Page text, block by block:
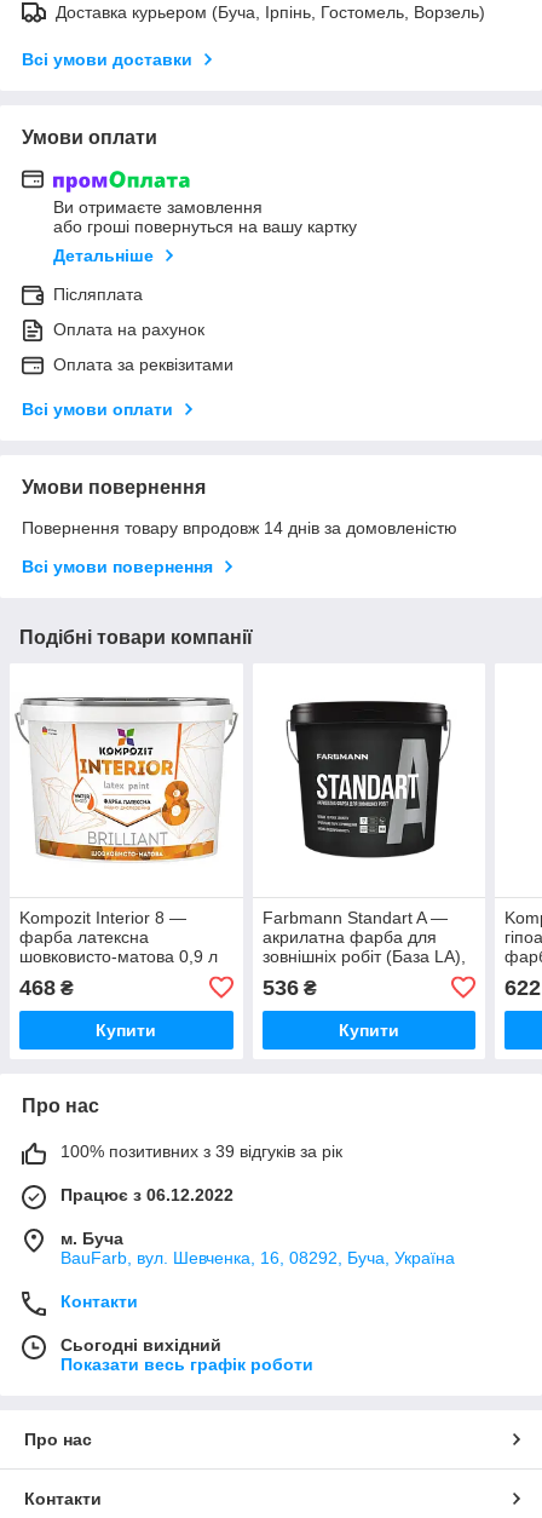
Доставка курьером (Буча, Ірпінь, Гостомель, Ворзель)
Всі умови доставки
Умови оплати
Ви отримаєте замовлення
або гроші повернуться на вашу картку
Детальніше
Післяплата
Оплата на рахунок
Оплата за реквізитами
Всі умови оплати
Умови повернення
Повернення товару впродовж 14 днів за домовленістю
Всі умови повернення
Подібні товари компанії
Kompozit Interior 8 —
фарба латексна
шовковисто-матова 0,9 л
468 ₴
Купити
Farbmann Standart A —
акрилатна фарба для
зовнішніх робіт (База LA),
536₴
Купити
622
Про нас
100% позитивних з 39 відгуків за рік
Працює з 06.12.2022
м. Буча
BauFarb, вул. Шевченка, 16, 08292, Буча, Україна
Контакти
Сьогодні вихідний
Показати весь графік роботи
Про нас
Контакти